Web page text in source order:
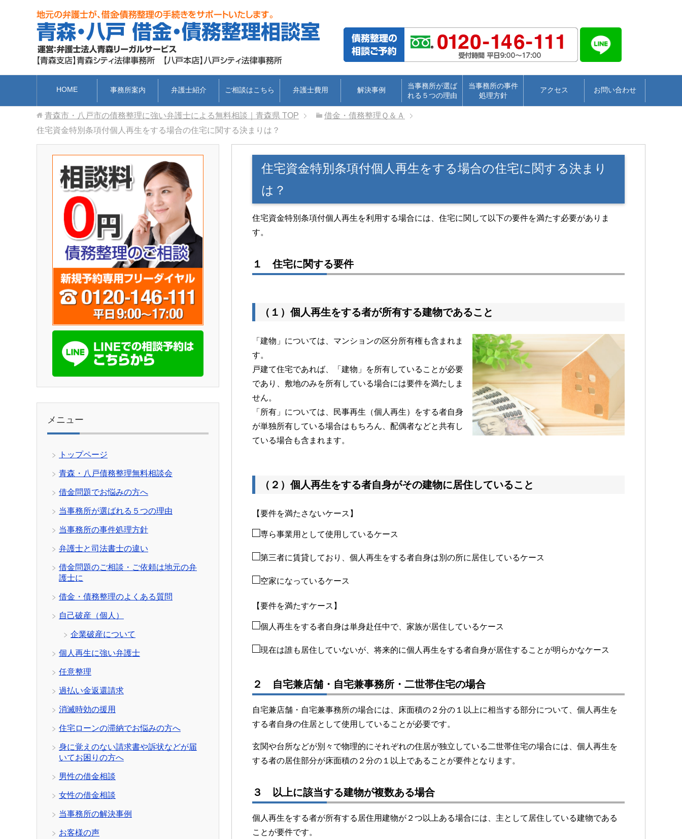
HOME 事務所案内 弁護士紹介 ご相談はこちら 弁護士費用 解決事例
当事務所が選ば
れる５つの理由
当事務所の事件
処理方針
アクセス お問い合わせ
青森市・八戸市の債務整理に強い弁護士による無料相談｜青森県 TOP
借金・債務整理Ｑ＆Ａ
住宅資金特別条項付個人再生をする場合の住宅に関する決まりは？
住宅資金特別条項付個人再生をする場合の住宅に関する決まり
は？
住宅資金特別条項付個人再生を利用する場合には、住宅に関して以下の要件を満たす必要がありま
す。
１ 住宅に関する要件
（１）個人再生をする者が所有する建物であること
「建物」については、マンションの区分所有権も含まれま
す。
戸建て住宅であれば、「建物」を所有していることが必要
であり、敷地のみを所有している場合には要件を満たしま
せん。
「所有」については、民事再生（個人再生）をする者自身
が単独所有している場合はもちろん、配偶者などと共有し
ている場合も含まれます。
（２）個人再生をする者自身がその建物に居住していること
【要件を満たさないケース】
□専ら事業用として使用しているケース
□第三者に賃貸しており、個人再生をする者自身は別の所に居住しているケース
□空家になっているケース
【要件を満たすケース】
□個人再生をする者自身は単身赴任中で、家族が居住しているケース
□現在は誰も居住していないが、将来的に個人再生をする者自身が居住することが明らかなケース
２ 自宅兼店舗・自宅兼事務所・二世帯住宅の場合
自宅兼店舗・自宅兼事務所の場合には、床面積の２分の１以上に相当する部分について、個人再生を
する者自身の住居として使用していることが必要です。
玄関や台所などが別々で物理的にそれぞれの住居が独立している二世帯住宅の場合には、個人再生を
する者の居住部分が床面積の２分の１以上であることが要件となります。
３ 以上に該当する建物が複数ある場合
個人再生をする者が所有する居住用建物が２つ以上ある場合には、主として居住している建物である
ことが要件です。
メニュー
トップページ
青森・八戸債務整理無料相談会
借金問題でお悩みの方へ
当事務所が選ばれる５つの理由
当事務所の事件処理方針
弁護士と司法書士の違い
借金問題のご相談・ご依頼は地元の弁
護士に
借金・債務整理のよくある質問
自己破産（個人）
企業破産について
個人再生に強い弁護士
任意整理
過払い金返還請求
消滅時効の援用
住宅ローンの滞納でお悩みの方へ
身に覚えのない請求書や訴状などが届
いてお困りの方へ
男性の借金相談
女性の借金相談
当事務所の解決事例
お客様の声